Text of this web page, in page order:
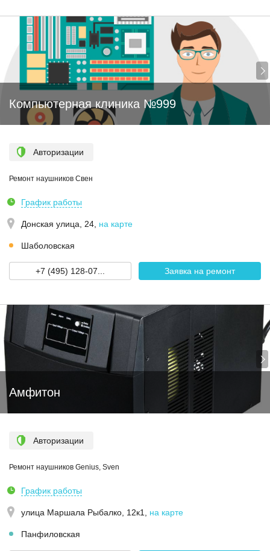
Компьютерная клиника №999
Авторизации
Ремонт наушников Свен
График работы
Донская улица, 24 на карте
Шаболовская
+7 (495) 128-07... Заявка на ремонт
Амфитон
Авторизации
Ремонт наушников Genius, Sven
График работы
улица Маршала Рыбалко, 12к1 на карте
Панфиловская